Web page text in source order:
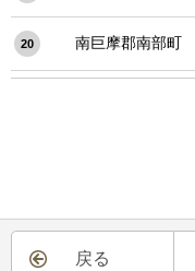
20 南巨摩郡南部町
戻る